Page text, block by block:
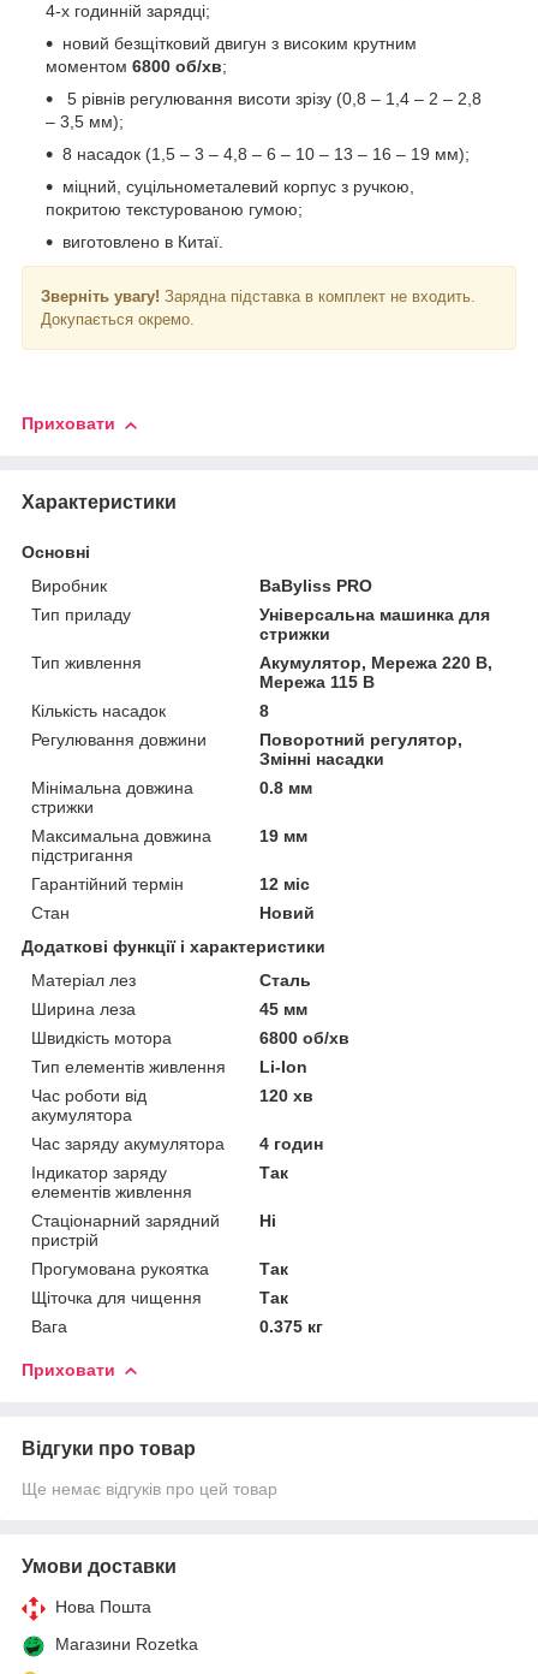
4-х годинній зарядці;
новий безщітковий двигун з високим крутним
моментом 6800 об/хв;
5 рівнів регулювання висоти зрізу (0,8 – 1,4 – 2 – 2,8
– 3,5 мм);
8 насадок (1,5 – 3 – 4,8 – 6 – 10 – 13 – 16 – 19 мм);
міцний, суцільнометалевий корпус з ручкою,
покритою текстурованою гумою;
виготовлено в Китаї.
Зверніть увагу! Зарядна підставка в комплект не входить.
Докупається окремо.
Приховати
Характеристики
Основні
Виробник
BaByliss PRO
Тип приладу
Універсальна машинка для
стрижки
Тип живлення
Акумулятор, Мережа 220 В,
Мережа 115 В
Кількість насадок
8
Регулювання довжини
Поворотний регулятор,
Змінні насадки
Мінімальна довжина
стрижки
0.8 мм
Максимальна довжина
підстригання
19 мм
Гарантійний термін
12 міс
Стан
Новий
Додаткові функції і характеристики
Матеріал лез
Сталь
Ширина леза
45 мм
Швидкість мотора
6800 об/хв
Тип елементів живлення
Li-Ion
Час роботи від
акумулятора
120 хв
Час заряду акумулятора
4 годин
Індикатор заряду
елементів живлення
Так
Стаціонарний зарядний
пристрій
Ні
Прогумована рукоятка
Так
Щіточка для чищення
Так
Вага
0.375 кг
Приховати
Відгуки про товар
Ще немає відгуків про цей товар
Умови доставки
Нова Пошта
Магазини Rozetka